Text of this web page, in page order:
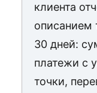
клиента
описанием
30 дней:
платежи с
точки,